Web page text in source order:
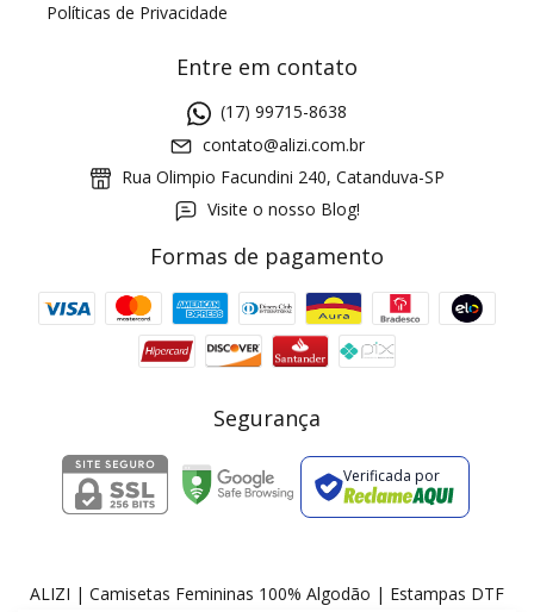
Políticas de Privacidade
Entre em contato
(17) 99715-8638
contato@alizi.com.br
Rua Olimpio Facundini 240, Catanduva-SP
Visite o nosso Blog!
Formas de pagamento
Segurança
Verificada por
ALIZI | Camisetas Femininas 100% Algodão | Estampas DTF
Cupom 1a compra: GANHE5
2 pecas 7% OFF